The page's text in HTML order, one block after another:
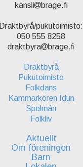
kansli
brage.fi
Dräktbyrå/pukutoimisto:
050 555 8258
draktbyra
brage.fi
Dräktbyrå
Pukutoimisto
Folkdans
Kammarkören Idun
Spelmän
Folkliv
Aktuellt
Om föreningen
Barn